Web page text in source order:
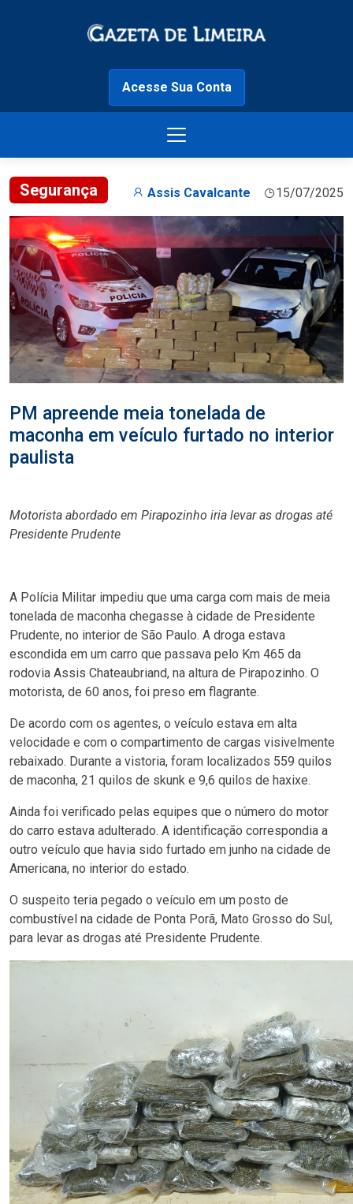
Acesse Sua Conta
Segurança Assis Cavalcante 15/07/2025
PM apreende meia tonelada de
maconha em veículo furtado no interior
paulista
Motorista abordado em Pirapozinho iria levar as drogas até
Presidente Prudente
A Polícia Militar impediu que uma carga com mais de meia
tonelada de maconha chegasse à cidade de Presidente
Prudente, no interior de São Paulo. A droga estava
escondida em um carro que passava pelo Km 465 da
rodovia Assis Chateaubriand, na altura de Pirapozinho. O
motorista, de 60 anos, foi preso em flagrante.
De acordo com os agentes, o veículo estava em alta
velocidade e com o compartimento de cargas visivelmente
rebaixado. Durante a vistoria, foram localizados 559 quilos
de maconha, 21 quilos de skunk e 9,6 quilos de haxixe.
Ainda foi verificado pelas equipes que o número do motor
do carro estava adulterado. A identificação correspondia a
outro veículo que havia sido furtado em junho na cidade de
Americana, no interior do estado.
O suspeito teria pegado o veículo em um posto de
combustível na cidade de Ponta Porã, Mato Grosso do Sul,
para levar as drogas até Presidente Prudente.